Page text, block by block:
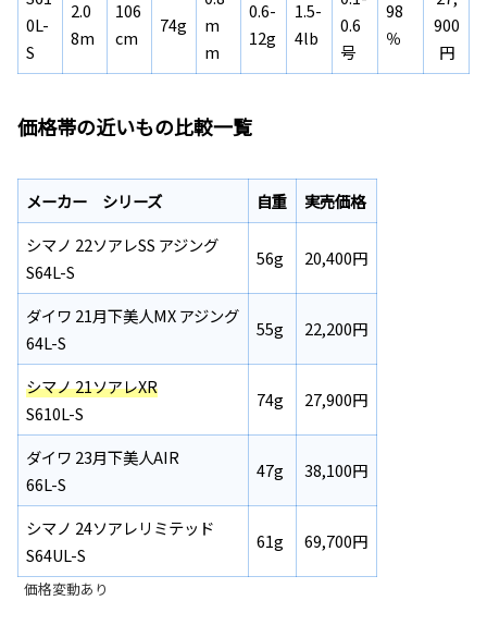
0L-
S
2.0
8m
106
cm
74g
m
m
0.6-
12g
1.5-
4lb
0.6
号
98
％
900
円
価格帯の近いもの比較一覧
メーカー シリーズ 自重
実売価格
シマノ 22ソアレSS アジング
S64L-S
56g 20,400円
ダイワ 21月下美人MX アジング
64L-S
55g 22,200円
シマノ 21ソアレXR
S610L-S
74g 27,900円
ダイワ 23月下美人AIR
66L-S
47g 38,100円
シマノ 24ソアレリミテッド
S64UL-S
61g 69,700円
価格変動あり